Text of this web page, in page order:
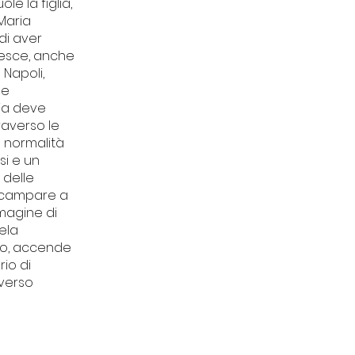
aver
anche
deve
le
e un
a
di
accende
di